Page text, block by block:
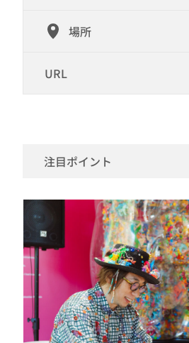
場所
URL
注目ポイント